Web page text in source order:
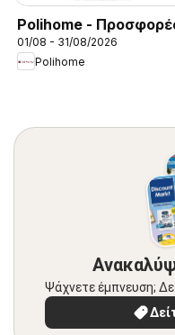
Polihome -
01/08 - 31/08/2026
Polihome
Ψάχνετε έμπνευση;